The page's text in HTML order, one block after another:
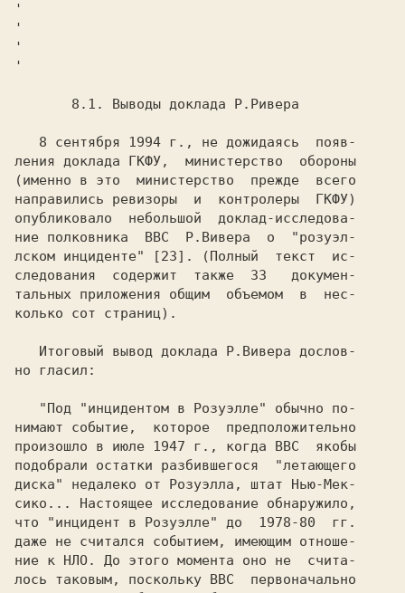
'
'
'
'
ления доклада ГКФУ,  министерство  обороны
(именно в это  министерство  прежде  всего
направились ревизоры  и  контролеры  ГКФУ)
опубликовало  небольшой  доклад-исследова-
ние полковника  ВВС  Р.Вивера  о  "розуэл-
лском инциденте" [23]. (Полный  текст  ис-
следования  содержит  также  33   докумен-
тальных приложения общим  объемом  в  нес-
колько сот страниц).
но гласил:
нимают событие,  которое  предположительно
произошло в июле 1947 г., когда ВВС  якобы
подобрали остатки разбившегося  "летающего
диска" недалеко от Розуэлла, штат Нью-Мек-
сико... Настоящее исследование обнаружило,
что "инцидент в Розуэлле" до  1978-80  гг.
даже не считался событием, имеющим отноше-
ние к НЛО. До этого момента оно не  счита-
лось таковым, поскольку ВВС  первоначально